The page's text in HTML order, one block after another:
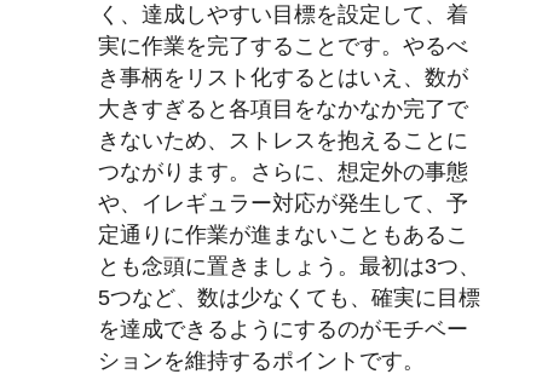
く、達成しやすい目標を設定して、着
実に作業を完了することです。やるべ
き事柄をリスト化するとはいえ、数が
大きすぎると各項目をなかなか完了で
きないため、ストレスを抱えることに
つながります。さらに、想定外の事態
や、イレギュラー対応が発生して、予
定通りに作業が進まないこともあるこ
とも念頭に置きましょう。最初は3つ、
5つなど、数は少なくても、確実に目標
を達成できるようにするのがモチベー
ションを維持するポイントです。